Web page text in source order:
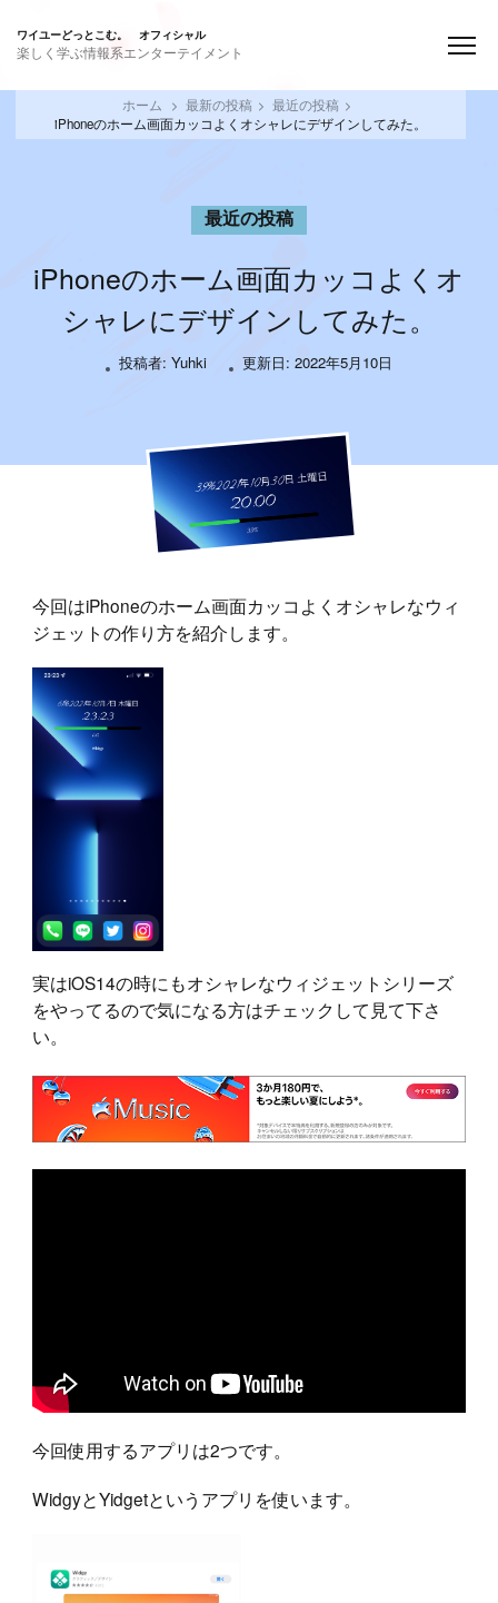
ワイユーどっとこむ。 オフィシャル
楽しく学ぶ情報系エンターテイメント
ホーム 最新の投稿
最近の投稿
iPhoneのホーム画面カッコよくオシャレにデザインしてみた。
最近の投稿
iPhoneのホーム画面カッコよくオ
シャレにデザインしてみた。
投稿者: Yuhki 更新日: 2022年5月10日
今回はiPhoneのホーム画面カッコよくオシャレなウィ
ジェットの作り方を紹介します。
実はiOS14の時にもオシャレなウィジェットシリーズ
をやってるので気になる方はチェックして見て下さ
い。
今回使用するアプリは2つです。
WidgyとYidgetというアプリを使います。